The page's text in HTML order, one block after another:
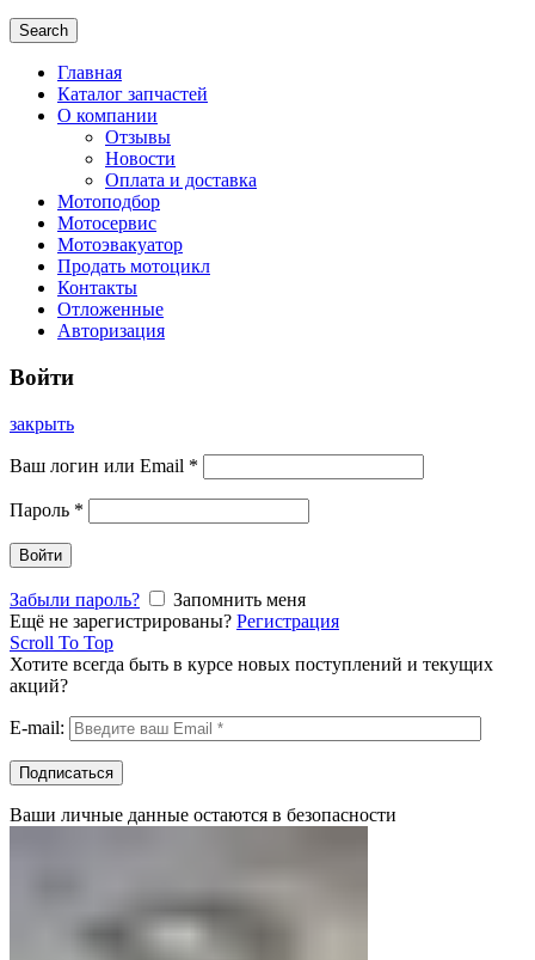
Search
Главная
Каталог запчастей
О компании
Отзывы
Новости
Оплата и доставка
Мотоподбор
Мотосервис
Мотоэвакуатор
Продать мотоцикл
Контакты
Отложенные
Авторизация
Войти
закрыть
Ваш логин или Email *
Пароль *
Войти
Забыли пароль?
Запомнить меня
Ещё не зарегистрированы? Регистрация
Scroll To Top
Хотите всегда быть в курсе новых поступлений и текущих
акций?
E-mail:
Ваши личные данные остаются в безопасности